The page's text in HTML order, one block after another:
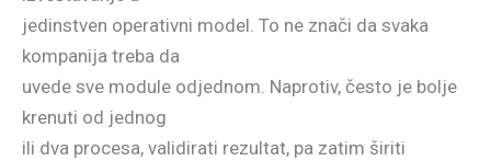
jedinstven operativni model. To ne znači da svaka
kompanija treba da
uvede sve module odjednom. Naprotiv, često je bolje
krenuti od jednog
ili dva procesa, validirati rezultat, pa zatim širiti